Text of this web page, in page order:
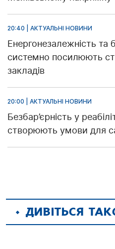
20:40 | АКТУАЛЬНІ НОВИНИ
Енергонезалежність та
системно посилюють
закладів
20:00 | АКТУАЛЬНІ НОВИНИ
Безбар’єрність у
створюють умови для
ДИВІТЬСЯ